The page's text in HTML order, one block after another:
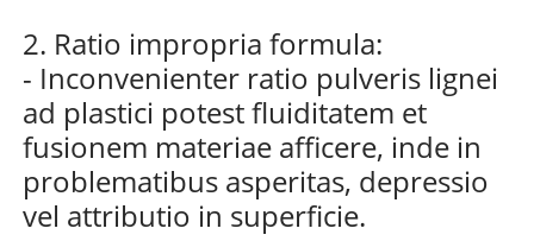
2. Ratio impropria formula:
- Inconvenienter ratio pulveris lignei
ad plastici potest fluiditatem et
fusionem materiae afficere, inde in
problematibus asperitas, depressio
vel attributio in superficie.